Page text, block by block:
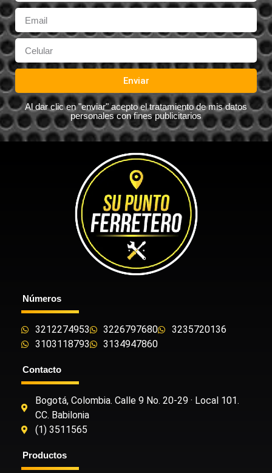
Enviar
Al dar clic en "enviar" acepto el tratamiento de mis datos
personales con fines publicitarios
Números
3212274953 3226797680
3235720136
3103118793
3134947860
Contacto
Bogotá, Colombia. Calle 9 No. 20-29 · Local 101.
CC. Babilonia
(1) 3511565
Productos